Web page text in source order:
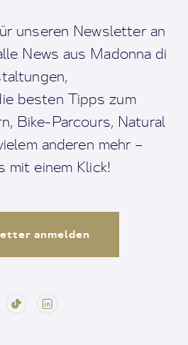
unseren Newsletter an
News aus Madonna di
besten Tipps zum
Bike-Parcours, Natural
anderen mehr –
mit einem Klick!
anmelden